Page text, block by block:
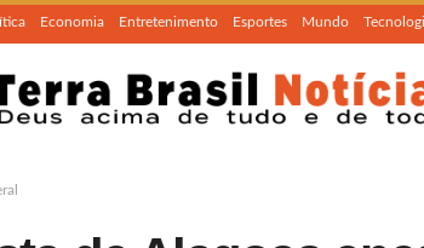
Economia Entretenimento Esportes Mundo